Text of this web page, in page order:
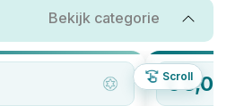
Bekijk categorie
Scroll
€5,03